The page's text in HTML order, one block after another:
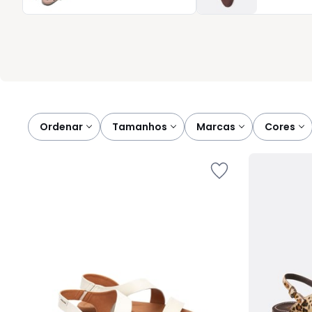
Redoute foram criadas para mostrar o equilíbrio entre
Ordenar tamanhos marcas cores